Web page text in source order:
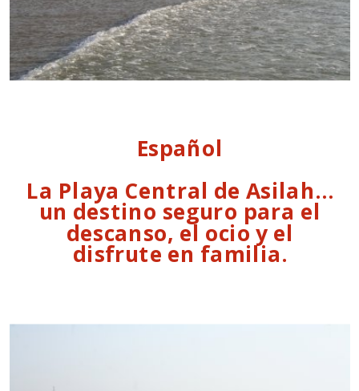
Español
La Playa Central de Asilah…
un destino seguro para el
descanso, el ocio y el
disfrute en familia.